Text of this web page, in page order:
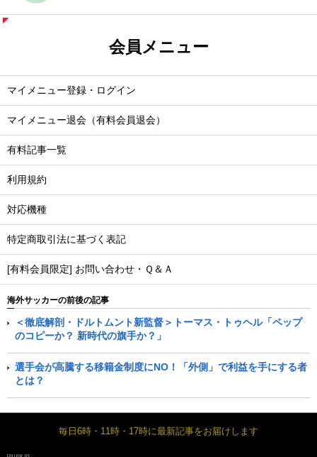
会員メニュー
マイメニュー登録・ログイン
マイメニュー退会（有料会員退会）
有料記事一覧
利用規約
対応機種
特定商取引法に基づく表記
[有料会員限定] お問い合わせ・Ｑ＆Ａ
海外サッカーの前後の記事
＜徹底解剖・ドルトムント新監督＞トーマス・トゥヘル「ペップ
のコピーか？ 新時代の旗手か？」
選手会が高騰する移籍金制度にNO！「外側」で利益を手にする者
とは？
毎日6時・11時・17時に最新記事をお届けします